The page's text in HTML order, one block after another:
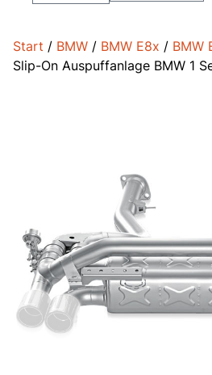
Start / BMW / BMW E8x / BMW
Slip-On Auspuffanlage BMW 1